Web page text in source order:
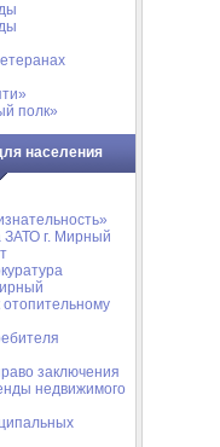
полк»
населения
ЗАТО г. Мирный
отопительному
заключения
недвижимого